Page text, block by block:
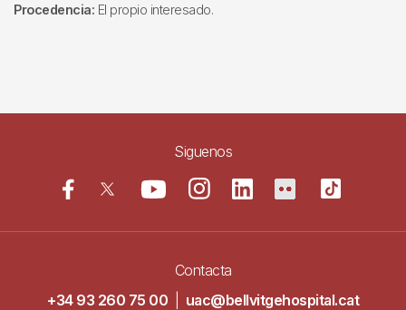
Procedencia: El propio interesado.
Siguenos
Contacta
+34 93 260 75 00
uac@bellvitgehospital.cat